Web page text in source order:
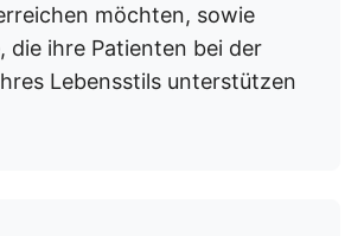
möchten, sowie
die ihre Patienten bei der
Lebensstils unterstützen